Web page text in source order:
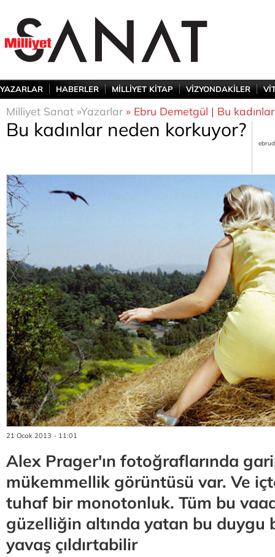
YAZARLAR HABERLER MİLLİYET KİTAP VİZYONDAKİLER
Milliyet Sanat »Yazarlar» Ebru Demetgül | Bu
Bu kadınlar neden korkuyor?
21 Ocak 2013 - 11:01
Alex Prager'ın fotoğraflarında
mükemmellik görüntüsü var. Ve
tuhaf bir monotonluk. Tüm bu
güzelliğin altında yatan bu duygu
yavaş çıldırtabilir